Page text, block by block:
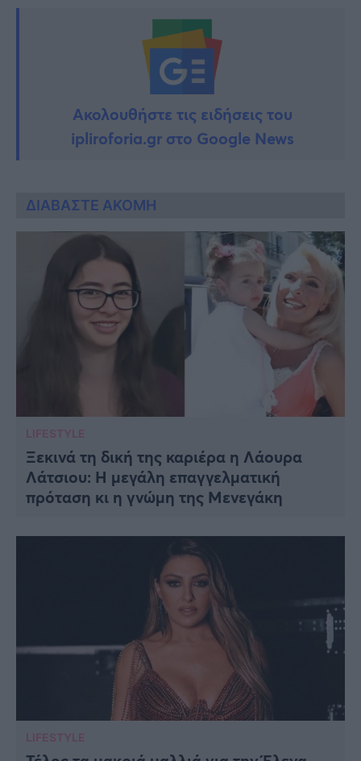
Ακολουθήστε τις ειδήσεις του
ipliroforia.gr στο Google News
ΔΙΑΒΑΣΤΕ ΑΚΟΜΗ
LIFESTYLE
Ξεκινά τη δική της καριέρα η Λάουρα
Λάτσιου: Η μεγάλη επαγγελματική
πρόταση κι η γνώμη της Μενεγάκη
LIFESTYLE